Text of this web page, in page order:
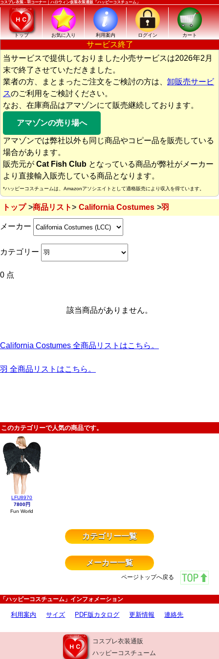
コスプレ衣装 - 羽コーナー｜ハロウィン仮装衣装通販「ハッピーコスチューム」
トップ お気に入り 利用案内 ログイン カート
サービス終了
当サービスで提供しておりました小売サービスは2026年2月
末で終了させていただきました。
業者の方、まとまったご注文をご検討の方は、 卸販売サービ
スのご利用をご検討ください。
なお、在庫商品はアマゾンにて販売継続しております。
アマゾンの売り場へ
アマゾンでは弊社以外も同じ商品やコピー品を販売している
場合があります。
販売元が Cat Fish Club となっている商品が弊社がメーカー
より直接輸入販売している商品となります。
*ハッピーコスチュームは、Amazonアソシエイトとして適格販売により収入を得ています。
トップ 商品リスト California Costumes 羽
メーカー
カテゴリー
0 点
該当商品がありません。
California Costumes 全商品リストはこちら。
羽 全商品リストはこちら。
このカテゴリーで人気の商品です。
LFU8970
7800円
Fun World
カテゴリー一覧
メーカー一覧
ページトップへ戻る
「ハッピーコスチューム」インフォメーション
利用案内 サイズ PDF版カタログ 更新情報 連絡先
コスプレ衣装通販
ハッピーコスチューム